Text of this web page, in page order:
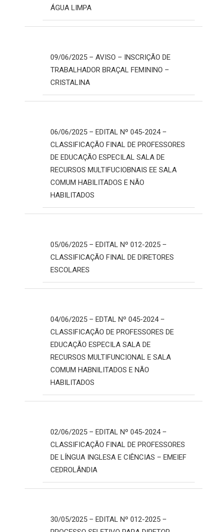
ÁGUA LIMPA
09/06/2025 – AVISO – INSCRIÇÃO DE
TRABALHADOR BRAÇAL FEMININO –
CRISTALINA
06/06/2025 – EDITAL Nº 045-2024 –
CLASSIFICAÇÃO FINAL DE PROFESSORES
DE EDUCAÇÃO ESPECILAL SALA DE
RECURSOS MULTIFUCIOBNAIS EE SALA
COMUM HABILITADOS E NÃO
HABILITADOS
05/06/2025 – EDITAL Nº 012-2025 –
CLASSIFICAÇÃO FINAL DE DIRETORES
ESCOLARES
04/06/2025 – EDTAL Nº 045-2024 –
CLASSIFICAÇÃO DE PROFESSORES DE
EDUCAÇÃO ESPECILA SALA DE
RECURSOS MULTIFUNCIONAL E SALA
COMUM HABNILITADOS E NÃO
HABILITADOS
02/06/2025 – EDITAL Nº 045-2024 –
CLASSIFICAÇÃO FINAL DE PROFESSORES
DE LÍNGUA INGLESA E CIÊNCIAS – EMEIEF
CEDROLÂNDIA
30/05/2025 – EDITAL Nº 012-2025 –